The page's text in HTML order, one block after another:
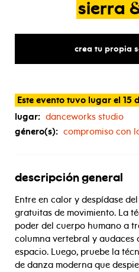
sierra
crea tu propia
Este evento tuvo lugar el 15
lugar: danceworks studio
género(s): compromiso con
descripción general
Entre en calor y despídase
gratuitas de movimiento. La
poder del cuerpo humano a
columna vertebral y audaces
espacio. Luego, pruebe la
de danza moderna que